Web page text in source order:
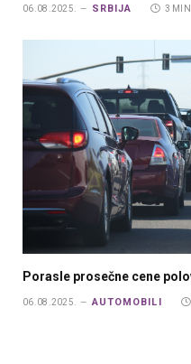
06.08.2025. SRBIJA 3 MIN.
Porasle prosečne cene
06.08.2025. AUTOMOBILI